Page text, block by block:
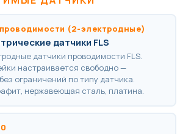
проводимости (2-электродные)
датчики FLS
датчики проводимости FLS.
настраивается свободно —
ограничений по типу датчика.
нержавеющая сталь, платина.